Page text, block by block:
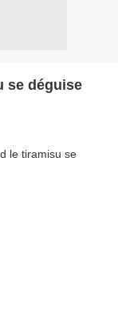
se déguise